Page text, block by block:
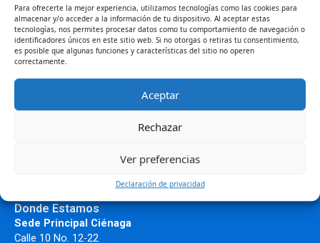
Para ofrecerte la mejor experiencia, utilizamos tecnologías como las cookies para
almacenar y/o acceder a la información de tu dispositivo. Al aceptar estas
tecnologías, nos permites procesar datos como tu comportamiento de navegación o
identificadores únicos en este sitio web. Si no otorgas o retiras tu consentimiento,
es posible que algunas funciones y características del sitio no operen
correctamente.
Aceptar
Rechazar
Ver preferencias
Declaración de privacidad
0 Visitas totales
Con la realización del Primer Coloquio de Trabajo Social:
“Configurando Nuestra Identidad”, la Institución
Universitaria del Caribe – Unicaribe, y su Facultad de
Humanidades, abren un nuevo un espacio de
Read More »
Donde Estamos
Sede Principal Ciénaga
Calle 10 No. 12-22